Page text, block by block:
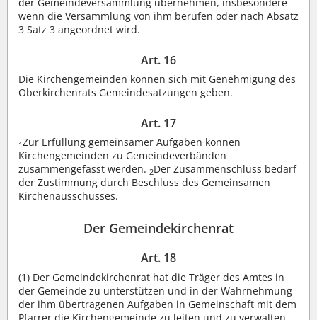
der Gemeindeversammlung übernehmen, insbesondere
wenn die Versammlung von ihm berufen oder nach Absatz
3 Satz 3 angeordnet wird.
Art. 16
Die Kirchengemeinden können sich mit Genehmigung des
Oberkirchenrats Gemeindesatzungen geben.
Art. 17
1Zur Erfüllung gemeinsamer Aufgaben können
Kirchengemeinden zu Gemeindeverbänden
zusammengefasst werden. 2Der Zusammenschluss bedarf
der Zustimmung durch Beschluss des Gemeinsamen
Kirchenausschusses.
Der Gemeindekirchenrat
Art. 18
(1) Der Gemeindekirchenrat hat die Träger des Amtes in
der Gemeinde zu unterstützen und in der Wahrnehmung
der ihm übertragenen Aufgaben in Gemeinschaft mit dem
Pfarrer die Kirchengemeinde zu leiten und zu verwalten.